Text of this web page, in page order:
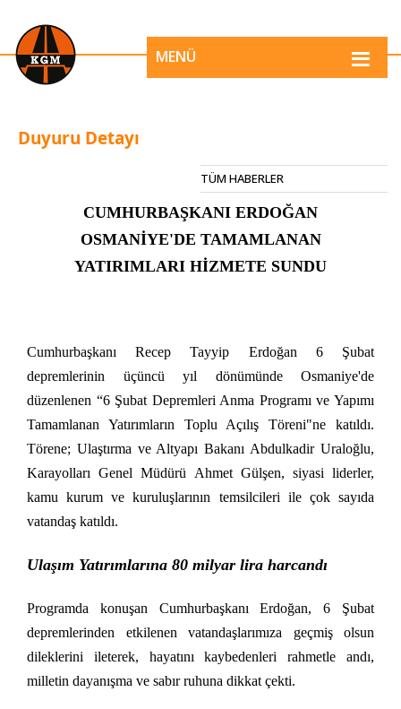
MENÜ
Duyuru Detayı
TÜM HABERLER
CUMHURBAŞKANI ERDOĞAN
OSMANİYE'DE TAMAMLANAN
YATIRIMLARI HİZMETE SUNDU
Cumhurbaşkanı Recep Tayyip Erdoğan 6 Şubat
depremlerinin üçüncü yıl dönümünde Osmaniye'de
düzenlenen “6 Şubat Depremleri Anma Programı ve Yapımı
Tamamlanan Yatırımların Toplu Açılış Töreni"ne katıldı.
Törene; Ulaştırma ve Altyapı Bakanı Abdulkadir Uraloğlu,
Karayolları Genel Müdürü Ahmet Gülşen, siyasi liderler,
kamu kurum ve kuruluşlarının temsilcileri ile çok sayıda
vatandaş katıldı.
Ulaşım Yatırımlarına 80 milyar lira harcandı
Programda konuşan Cumhurbaşkanı Erdoğan, 6 Şubat
depremlerinden etkilenen vatandaşlarımıza geçmiş olsun
dileklerini ileterek, hayatını kaybedenleri rahmetle andı,
milletin dayanışma ve sabır ruhuna dikkat çekti.